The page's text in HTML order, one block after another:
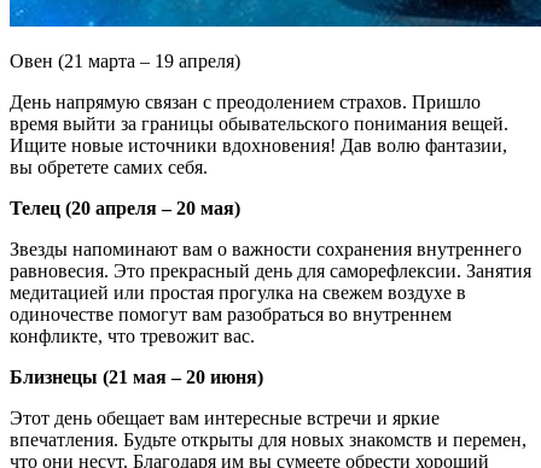
Овен (21 марта – 19 апреля)
День напрямую связан с преодолением страхов. Пришло
время выйти за границы обывательского понимания вещей.
Ищите новые источники вдохновения! Дав волю фантазии,
вы обретете самих себя.
Телец (20 апреля – 20 мая)
Звезды напоминают вам о важности сохранения внутреннего
равновесия. Это прекрасный день для саморефлексии. Занятия
медитацией или простая прогулка на свежем воздухе в
одиночестве помогут вам разобраться во внутреннем
конфликте, что тревожит вас.
Близнецы (21 мая – 20 июня)
Этот день обещает вам интересные встречи и яркие
впечатления. Будьте открыты для новых знакомств и перемен,
что они несут. Благодаря им вы сумеете обрести хороший